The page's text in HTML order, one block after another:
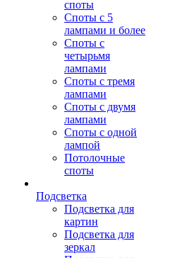
споты
Споты с 5
лампами и более
Споты с
четырьмя
лампами
Споты с тремя
лампами
Споты с двумя
лампами
Споты с одной
лампой
Потолочные
споты
Подсветка
Подсветка для
картин
Подсветка для
зеркал